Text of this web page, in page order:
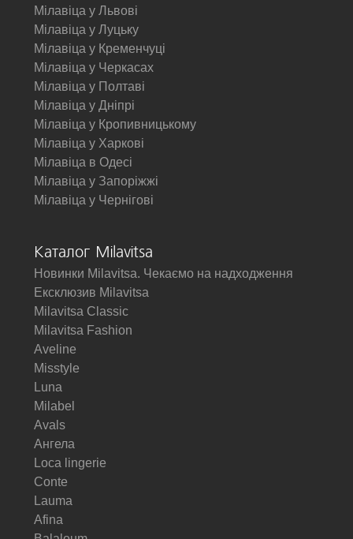
Мілавіца у Львові
Мілавіца у Луцьку
Мілавіца у Кременчуці
Мілавіца у Черкасах
Мілавіца у Полтаві
Мілавіца у Дніпрі
Мілавіца у Кропивницькому
Мілавіца у Харкові
Мілавіца в Одесі
Мілавіца у Запоріжжі
Мілавіца у Чернігові
Каталог Milavitsa
Новинки Milavitsa. Чекаємо на надходження
Ексклюзив Milavitsa
Milavitsa Classic
Milavitsa Fashion
Aveline
Misstyle
Luna
Milabel
Avals
Ангела
Loca lingerie
Conte
Lauma
Afina